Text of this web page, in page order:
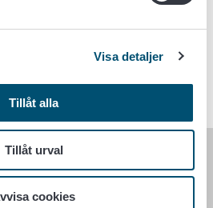
Visa detaljer
Tillåt alla
Tillåt urval
cookies
Djurens välfärd